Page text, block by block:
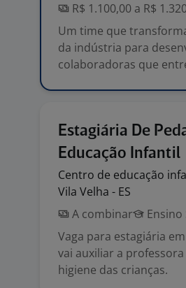
R$ 1.100,00 a R$
Um time que
da indústria para
colaboradoras que
Estagiária De
Educação Infantil
Centro de educação
Vila Velha - ES
A combinar
Vaga para estagiária
vai auxiliar a
higiene das crianças.